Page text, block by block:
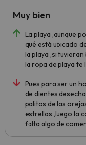
La playa ,aunque
qué está ubicado
la playa ,si
la ropa de playa te
Pues para ser un
de dientes
palitos de las
estrellas ,luego la
falta algo de
Muy bien